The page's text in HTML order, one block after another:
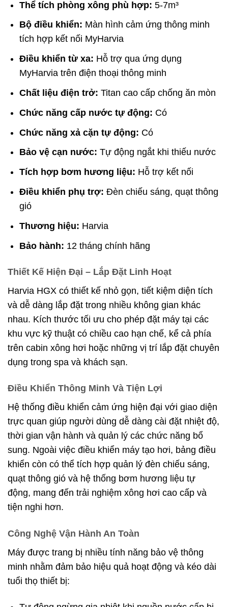
Thể tích phòng xông phù hợp: 5-7m³
Bộ điều khiển: Màn hình cảm ứng thông minh
tích hợp kết nối MyHarvia
Điều khiển từ xa: Hỗ trợ qua ứng dụng
MyHarvia trên điện thoại thông minh
Chất liệu điện trở: Titan cao cấp chống ăn mòn
Chức năng cấp nước tự động: Có
Chức năng xả cặn tự động: Có
Bảo vệ cạn nước: Tự động ngắt khi thiếu nước
Tích hợp bơm hương liệu: Hỗ trợ kết nối
Điều khiển phụ trợ: Đèn chiếu sáng, quạt thông
gió
Thương hiệu: Harvia
Bảo hành: 12 tháng chính hãng
Thiết Kế Hiện Đại – Lắp Đặt Linh Hoạt
Harvia HGX có thiết kế nhỏ gọn, tiết kiệm diện tích
và dễ dàng lắp đặt trong nhiều không gian khác
nhau. Kích thước tối ưu cho phép đặt máy tại các
khu vực kỹ thuật có chiều cao hạn chế, kể cả phía
trên cabin xông hơi hoặc những vị trí lắp đặt chuyên
dụng trong spa và khách sạn.
Điều Khiển Thông Minh Và Tiện Lợi
Hệ thống điều khiển cảm ứng hiện đại với giao diện
trực quan giúp người dùng dễ dàng cài đặt nhiệt độ,
thời gian vận hành và quản lý các chức năng bổ
sung. Ngoài việc điều khiển máy tạo hơi, bảng điều
khiển còn có thể tích hợp quản lý đèn chiếu sáng,
quạt thông gió và hệ thống bơm hương liệu tự
động, mang đến trải nghiệm xông hơi cao cấp và
tiện nghi hơn.
Công Nghệ Vận Hành An Toàn
Máy được trang bị nhiều tính năng bảo vệ thông
minh nhằm đảm bảo hiệu quả hoạt động và kéo dài
tuổi thọ thiết bị: